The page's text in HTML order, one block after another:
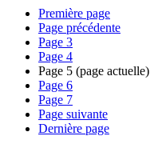
Première page
Page précédente
Page 3
Page 4
Page 5 (page actuelle)
Page 6
Page 7
Page suivante
Dernière page